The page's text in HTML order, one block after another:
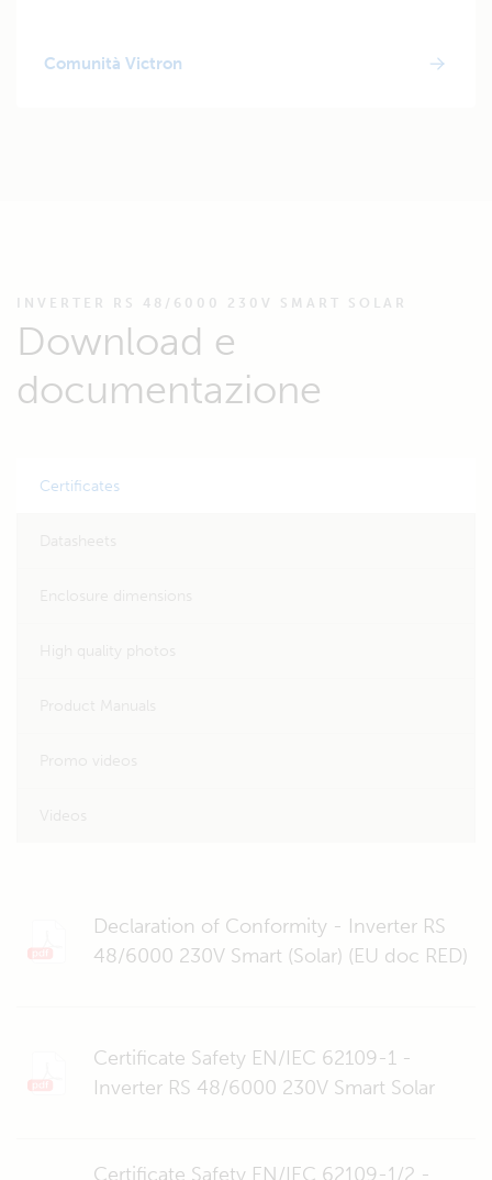
Comunità Victron
INVERTER RS 48/6000 230V SMART SOLAR
Download e
documentazione
Certificates
Declaration of Conformity - Inverter RS
48/6000 230V Smart (Solar) (EU doc RED)
Certificate Safety EN/IEC 62109-1 -
Inverter RS 48/6000 230V Smart Solar
Certificate Safety EN/IEC 62109-1/2 -